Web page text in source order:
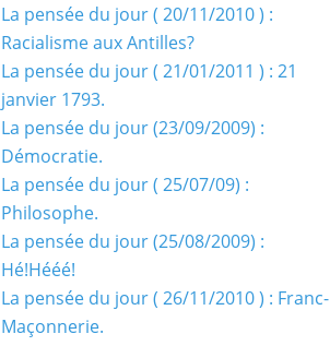
La pensée du jour ( 20/11/2010 ) :
Racialisme aux Antilles?
La pensée du jour ( 21/01/2011 ) : 21
janvier 1793.
La pensée du jour (23/09/2009) :
Démocratie.
La pensée du jour ( 25/07/09) :
Philosophe.
La pensée du jour (25/08/2009) :
Hé!Hééé!
La pensée du jour ( 26/11/2010 ) : Franc-
Maçonnerie.